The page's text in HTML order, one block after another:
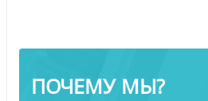
ПОЧЕМУ МЫ?